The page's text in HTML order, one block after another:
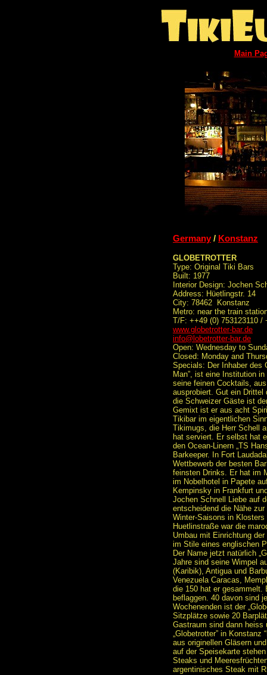
Main
Germany/ Konstanz
GLOBETROTTER
Type: Original Tiki Bars
Built: 1977
Interior Design: Jochen
Address: Hüetlingstr. 14
City: 78462 Konstanz
Metro: near the train
T/F: ++49 (0) 753123110 /
www.globetrotter-bar.de
info@lobetrotter-bar.de
Open: Wednesday to
Closed: Monday and
Specials: Der Inhaber des
Man”, ist eine Institution
seine feinen Cocktails,
ausprobiert. Gut ein Drittel
die Schweizer Gäste ist
Gemixt ist er aus acht
Tikibar im eigentlichen
Tikimugs, die Herr Schell
hat serviert. Er selbst hat
den Ocean-Linern „TS
Barkeeper. In Fort
Wettbewerb der besten
feinsten Drinks. Er hat im
im Nobelhotel in Papete
Kempinsky in Frankfurt
Jochen Schnell Liebe auf
entscheidend die Nähe
Winter-Saisons in
Huetlinstraße war die
Umbau mit Einrichtung der
im Stile eines englischen
Der Name jetzt natürlich
Jahre sind seine Wimpel
(Karibik), Antigua und
Venezuela Caracas,
die 150 hat er
beflaggen. 40 davon sind
Wochenenden ist der
Sitzplätze sowie 20
Gastraum sind dann
„Globetrotter” in Konstanz
aus originellen Gläsern
auf der Speisekarte
Steaks und
argentinisches Steak mit